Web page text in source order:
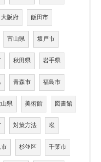
大阪府 飯田市
富山県 坂戸市
秋田県 岩手県
青森市 福島市
県 美術館 図書館
対策方法 喉
市 杉並区 千葉市